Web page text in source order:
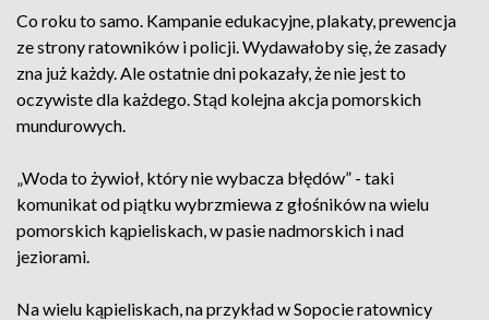
Co roku to samo. Kampanie edukacyjne, plakaty, prewencja
ze strony ratowników i policji. Wydawałoby się, że zasady
zna już każdy. Ale ostatnie dni pokazały, że nie jest to
oczywiste dla każdego. Stąd kolejna akcja pomorskich
mundurowych.
„Woda to żywioł, który nie wybacza błędów” - taki
komunikat od piątku wybrzmiewa z głośników na wielu
pomorskich kąpieliskach, w pasie nadmorskich i nad
jeziorami.
Na wielu kąpieliskach, na przykład w Sopocie ratownicy